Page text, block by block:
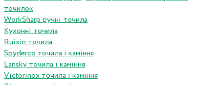
точилок
WorkSharp ручні точила
Кухонні точила
Ruixin точила
Spyderco точила і каміння
Lansky точила і каміння
Victorinox точила і каміння